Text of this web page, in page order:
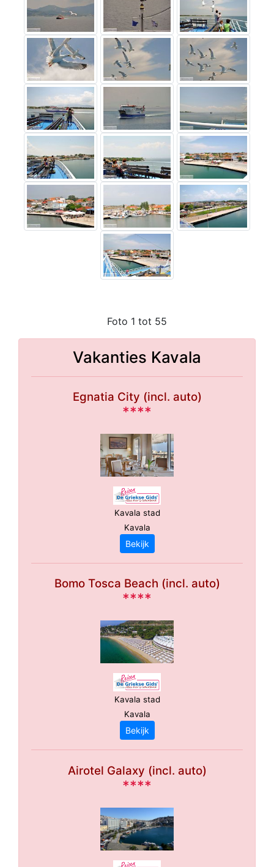
Foto 1 tot 55
Vakanties Kavala
Egnatia City (incl. auto)
****
Kavala stad
Kavala
Bekijk
Bomo Tosca Beach (incl. auto)
****
Kavala stad
Kavala
Bekijk
Airotel Galaxy (incl. auto)
****